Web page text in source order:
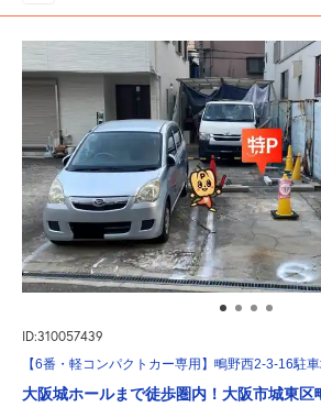
ID:310057439
【6番・軽コンパクトカー専用】鴫野西2-3-16駐
大阪城ホールまで徒歩圏内！大阪市城東